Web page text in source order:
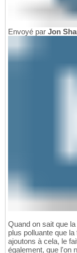
Envoyé par Jon
Quand on sait que
plus polluante que
ajoutons à cela, le
également, que l'on